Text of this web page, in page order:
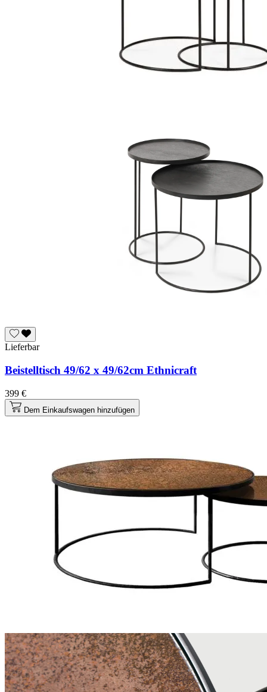
Lieferbar
Beistelltisch 49/62 x 49/62cm Ethnicraft
399 €
Dem Einkaufswagen hinzufügen